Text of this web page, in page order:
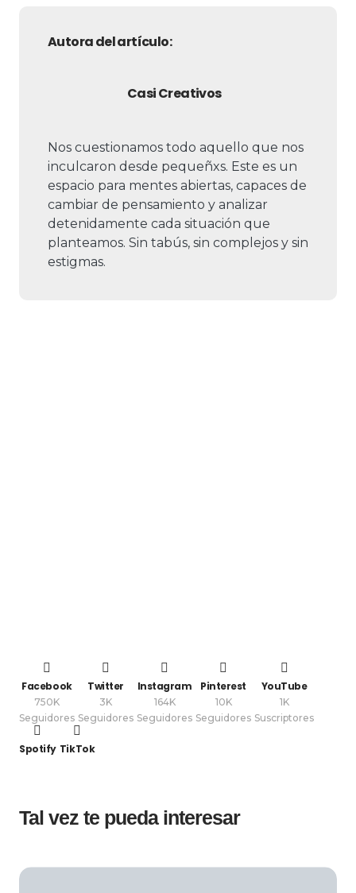
Autora del artículo:
Casi Creativos
Nos cuestionamos todo aquello que nos
inculcaron desde pequeñxs. Este es un
espacio para mentes abiertas, capaces de
cambiar de pensamiento y analizar
detenidamente cada situación que
planteamos. Sin tabús, sin complejos y sin
estigmas.
Facebook
750K
Seguidores
Twitter
3K
Seguidores
Instagram
164K
Seguidores
Pinterest
10K
Seguidores
YouTube
1K
Suscriptores
Spotify TikTok
Tal vez te pueda interesar